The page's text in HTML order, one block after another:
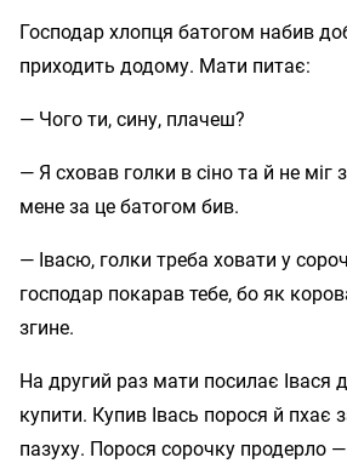
Господар хлопця батогом набив
приходить додому. Мати питає:
— Чого ти, сину, плачеш?
— Я сховав голки в сіно та й не міг
мене за це батогом бив.
— Івасю, голки треба ховати у
господар покарав тебе, бо як
згине.
На другий раз мати посилає Івася
купити. Купив Івась порося й пхає
пазуху. Порося сорочку продерло